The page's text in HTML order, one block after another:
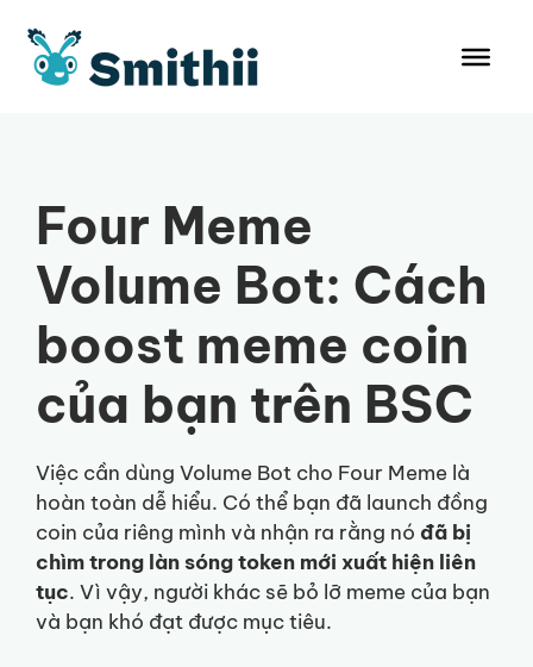
đến
Four Meme
Volume Bot: Cách
boost meme coin
của bạn trên BSC
Việc cần dùng Volume Bot cho Four Meme là
hoàn toàn dễ hiểu. Có thể bạn đã launch đồng
coin của riêng mình và nhận ra rằng nó đã bị
chìm trong làn sóng token mới xuất hiện liên
tục. Vì vậy, người khác sẽ bỏ lỡ meme của bạn
và bạn khó đạt được mục tiêu.